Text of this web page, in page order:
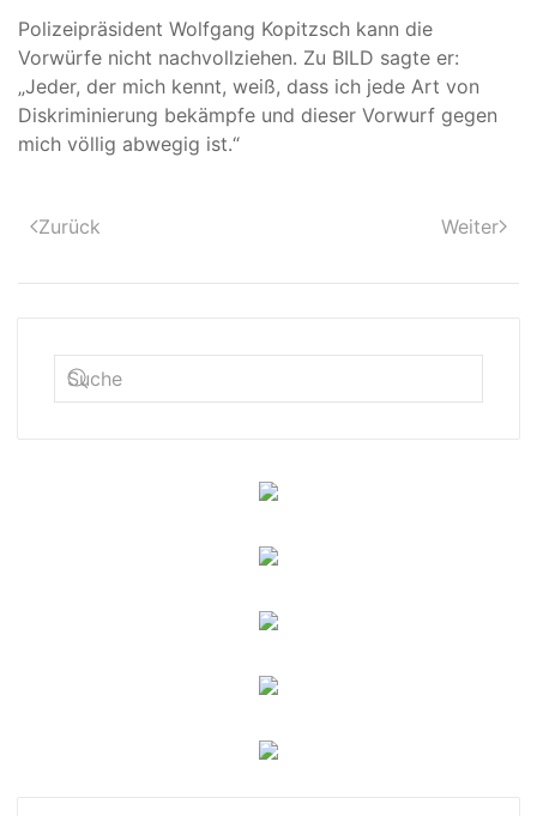
Polizeipräsident Wolfgang Kopitzsch kann die
Vorwürfe nicht nachvollziehen. Zu BILD sagte er:
„Jeder, der mich kennt, weiß, dass ich jede Art von
Diskriminierung bekämpfe und dieser Vorwurf gegen
mich völlig abwegig ist.“
Zurück Weiter